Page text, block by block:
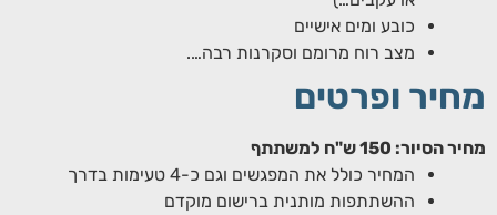
כובע ומים אישיים
מצב רוח מרומם וסקרנות רבה….
מחיר ופרטים
מחיר הסיור: 150 ש"ח למשתתף
המחיר כולל את המפגשים וגם כ-4 טעימות בדרך
ההשתתפות מותנית ברישום מוקדם